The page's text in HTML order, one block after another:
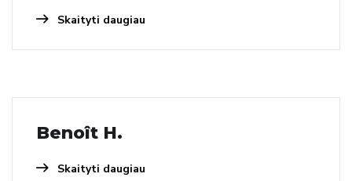
Skaityti daugiau
Benoît H.
Skaityti daugiau